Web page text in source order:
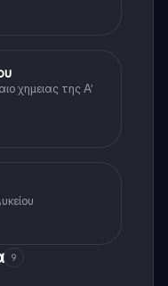
χημειας της Α’
9